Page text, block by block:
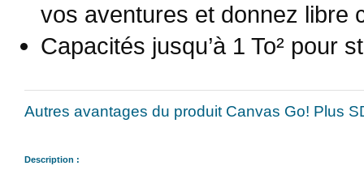
vos aventures et donnez libre
Capacités jusqu’à 1 To² pour
Autres avantages du produit Canvas Go! Plus
Description :